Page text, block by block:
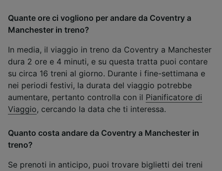
Quante ore ci vogliono per andare da Coventry a
Manchester in treno?
In media, il viaggio in treno da Coventry a Manchester
dura 2 ore e 4 minuti, e su questa tratta puoi contare
su circa 16 treni al giorno. Durante i fine-settimana e
nei periodi festivi, la durata del viaggio potrebbe
aumentare, pertanto controlla con il Pianificatore di
Viaggio, cercando la data che ti interessa.
Quanto costa andare da Coventry a Manchester in
treno?
Se prenoti in anticipo, puoi trovare biglietti dei treni